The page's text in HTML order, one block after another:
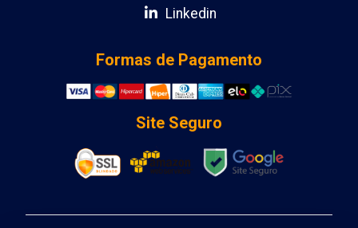
Linkedin
Formas de Pagamento
Site Seguro